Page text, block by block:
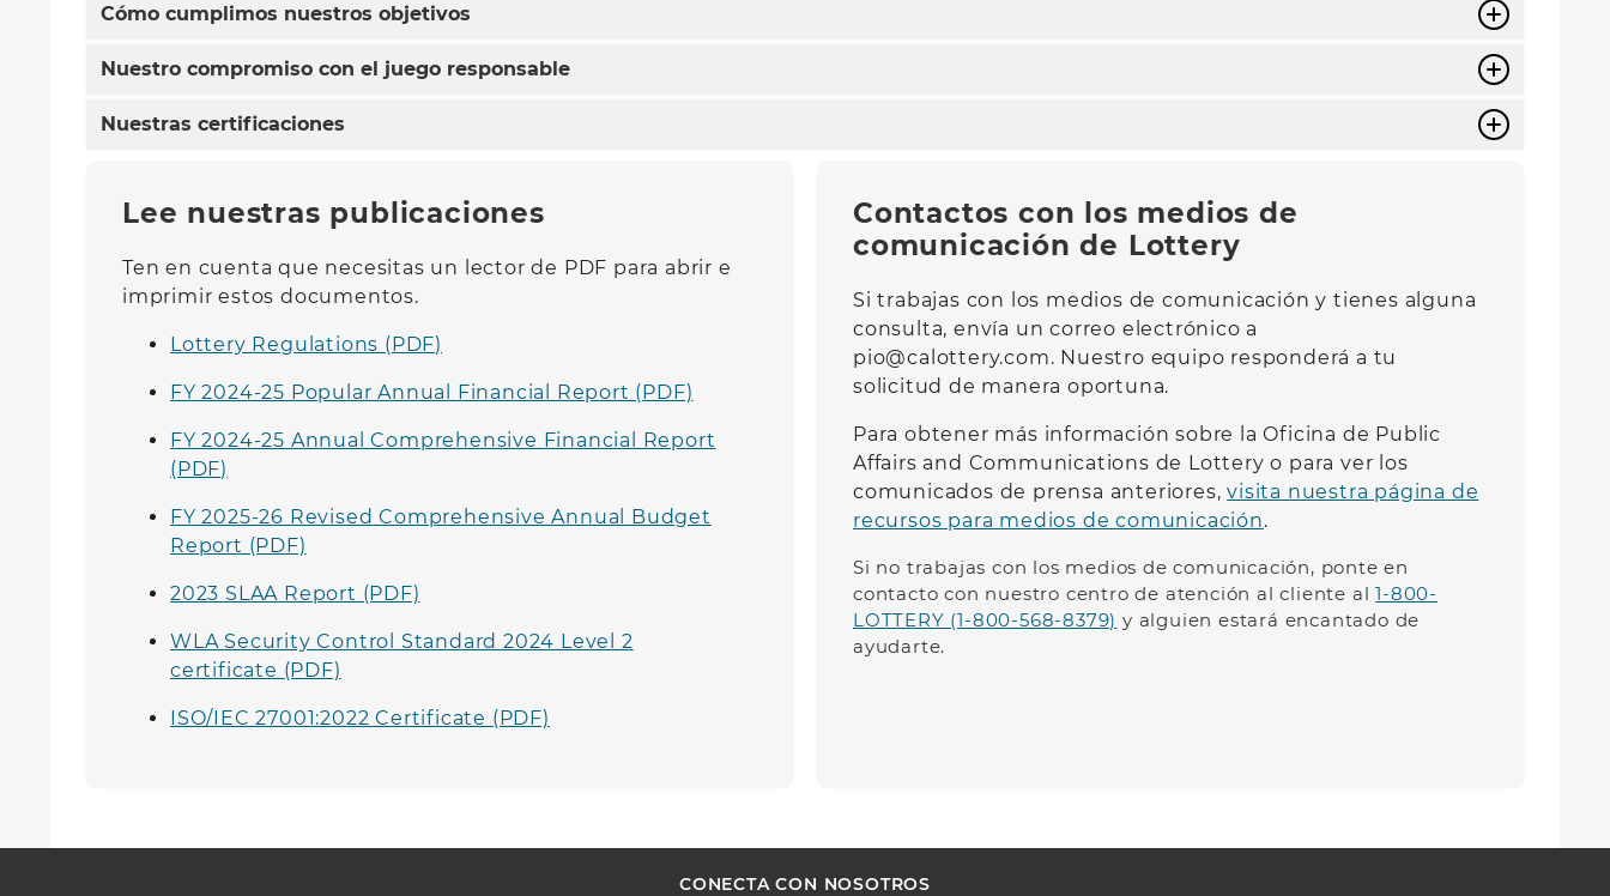
Cómo cumplimos nuestros objetivos
Nuestro compromiso con el juego responsable
Nuestras certificaciones
Lee nuestras publicaciones
Ten en cuenta que necesitas un lector de PDF para abrir e
imprimir estos documentos.
Lottery Regulations (PDF)
FY 2024-25 Popular Annual Financial Report (PDF)
FY 2024-25 Annual Comprehensive Financial Report
(PDF)
FY 2025-26 Revised Comprehensive Annual Budget
Report (PDF)
2023 SLAA Report (PDF)
WLA Security Control Standard 2024 Level 2
certificate (PDF)
ISO/IEC 27001:2022 Certificate (PDF)
Contactos con los medios de
comunicación de Lottery
Si trabajas con los medios de comunicación y tienes alguna
consulta, envía un correo electrónico a
pio@calottery.com. Nuestro equipo responderá a tu
solicitud de manera oportuna.
Para obtener más información sobre la Oficina de Public
Affairs and Communications de Lottery o para ver los
comunicados de prensa anteriores,visita nuestra página de
recursos para medios de comunicación.
Si no trabajas con los medios de comunicación, ponte en
contacto con nuestro centro de atención al cliente al1-800-
LOTTERY (1-800-568-8379) y alguien estará encantado de
ayudarte.
CONECTA CON NOSOTROS